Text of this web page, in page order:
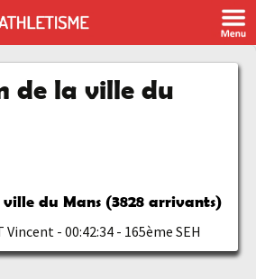
de la ville du
du Mans (3828 arrivants)
- 00:42:34 - 165ème SEH